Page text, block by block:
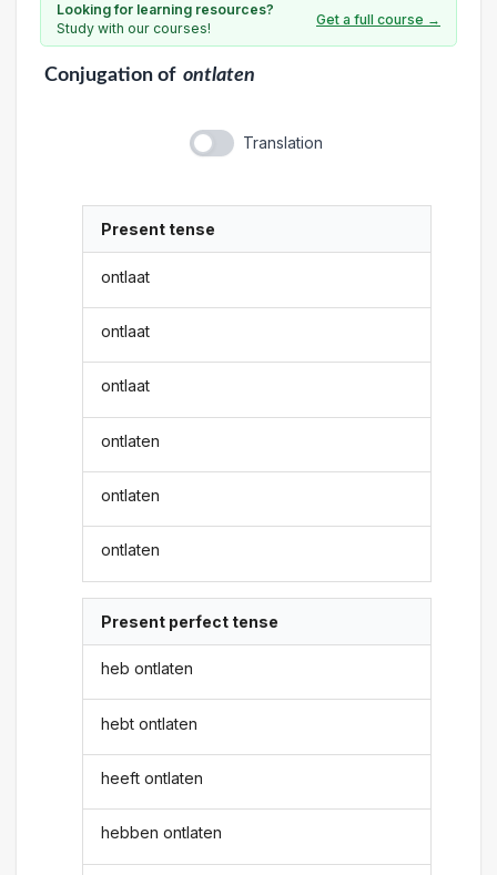
Looking for learning resources?
Study with our courses!
Get a full course →
Conjugationof ontlaten
Translation
Present tense
ontlaat
ontlaat
ontlaat
ontlaten
ontlaten
ontlaten
Present perfect tense
heb ontlaten
hebt ontlaten
heeft ontlaten
hebben ontlaten